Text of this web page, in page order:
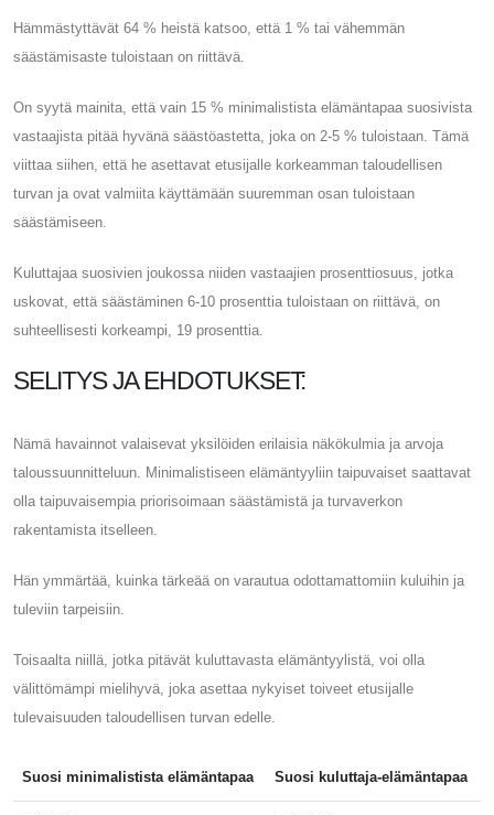
Hämmästyttävät 64 % heistä katsoo, että 1 % tai vähemmän
säästämisaste tuloistaan ​​on riittävä.
On syytä mainita, että vain 15 % minimalistista elämäntapaa suosivista
vastaajista pitää hyvänä säästöastetta, joka on 2-5 % tuloistaan. Tämä
viittaa siihen, että he asettavat etusijalle korkeamman taloudellisen
turvan ja ovat valmiita käyttämään suuremman osan tuloistaan ​​
säästämiseen.
Kuluttajaa suosivien joukossa niiden vastaajien prosenttiosuus, jotka
uskovat, että säästäminen 6-10 prosenttia tuloistaan ​​on riittävä, on
suhteellisesti korkeampi, 19 prosenttia.
SELITYS JA EHDOTUKSET:
Nämä havainnot valaisevat yksilöiden erilaisia ​​näkökulmia ja arvoja
taloussuunnitteluun. Minimalistiseen elämäntyyliin taipuvaiset saattavat
olla taipuvaisempia priorisoimaan säästämistä ja turvaverkon
rakentamista itselleen.
Hän ymmärtää, kuinka tärkeää on varautua odottamattomiin kuluihin ja
tuleviin tarpeisiin.
Toisaalta niillä, jotka pitävät kuluttavasta elämäntyylistä, voi olla
välittömämpi mielihyvä, joka asettaa nykyiset toiveet etusijalle
tulevaisuuden taloudellisen turvan edelle.
Suosi minimalistista elämäntapaa Suosi kuluttaja-elämäntapaa